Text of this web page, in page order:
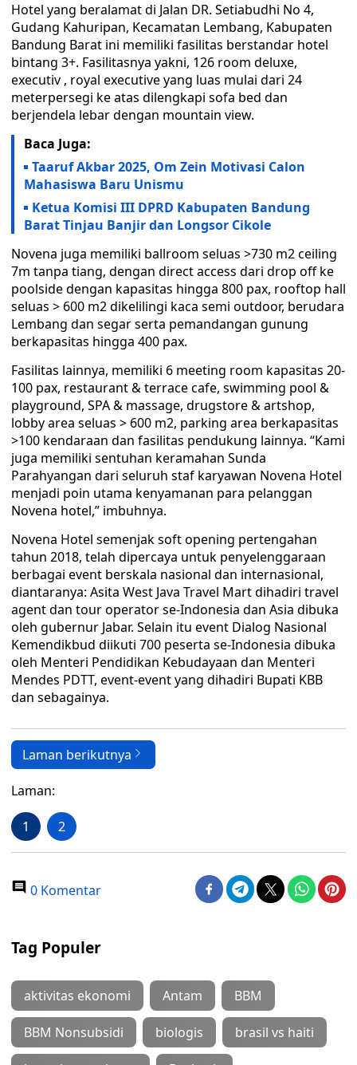
Hotel yang beralamat di Jalan DR. Setiabudhi No 4,
Gudang Kahuripan, Kecamatan Lembang, Kabupaten
Bandung Barat ini memiliki fasilitas berstandar hotel
bintang 3+. Fasilitasnya yakni, 126 room deluxe,
executiv , royal executive yang luas mulai dari 24
meterpersegi ke atas dilengkapi sofa bed dan
berjendela lebar dengan mountain view.
Baca Juga:
Taaruf Akbar 2025, Om Zein Motivasi Calon
Mahasiswa Baru Unismu
Ketua Komisi III DPRD Kabupaten Bandung
Barat Tinjau Banjir dan Longsor Cikole
Novena juga memiliki ballroom seluas >730 m2 ceiling
7m tanpa tiang, dengan direct access dari drop off ke
poolside dengan kapasitas hingga 800 pax, rooftop hall
seluas > 600 m2 dikelilingi kaca semi outdoor, berudara
Lembang dan segar serta pemandangan gunung
berkapasitas hingga 400 pax.
Fasilitas lainnya, memiliki 6 meeting room kapasitas 20-
100 pax, restaurant & terrace cafe, swimming pool &
playground, SPA & massage, drugstore & artshop,
lobby area seluas > 600 m2, parking area berkapasitas
>100 kendaraan dan fasilitas pendukung lainnya. “Kami
juga memiliki sentuhan keramahan Sunda
Parahyangan dari seluruh staf karyawan Novena Hotel
menjadi poin utama kenyamanan para pelanggan
Novena hotel,” imbuhnya.
Novena Hotel semenjak soft opening pertengahan
tahun 2018, telah dipercaya untuk penyelenggaraan
berbagai event berskala nasional dan internasional,
diantaranya: Asita West Java Travel Mart dihadiri travel
agent dan tour operator se-Indonesia dan Asia dibuka
oleh gubernur Jabar. Selain itu event Dialog Nasional
Kemendikbud diikuti 700 peserta se-Indonesia dibuka
oleh Menteri Pendidikan Kebudayaan dan Menteri
Mendes PDTT, event-event yang dihadiri Bupati KBB
dan sebagainya.
Laman berikutnya
Laman:
1 2
0 Komentar
Tag Populer
aktivitas ekonomi Antam BBM
BBM Nonsubsidi biologis brasil vs haiti